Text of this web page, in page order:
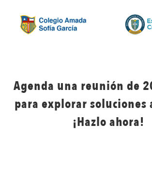
Agenda una reunión de
para explorar soluciones
¡Hazlo ahora!